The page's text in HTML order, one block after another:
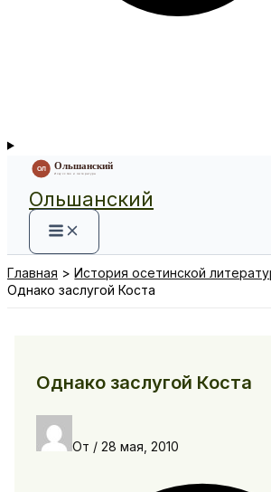
Ольшанский
Главная
История осетинской
Однако заслугой Коста
Однако заслугой Коста
От / 28 мая, 2010